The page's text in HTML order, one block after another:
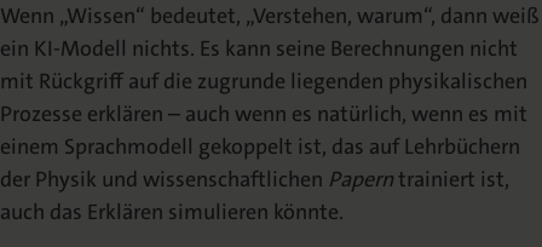
Wenn „Wissen“ bedeutet, „Verstehen, warum“, dann weiß
ein KI-Modell nichts. Es kann seine Berechnungen nicht
mit Rückgriff auf die zugrunde liegenden physikalischen
Prozesse erklären – auch wenn es natürlich, wenn es mit
einem Sprachmodell gekoppelt ist, das auf Lehrbüchern
der Physik und wissenschaftlichen Paperntrainiert ist,
auch das Erklären simulieren könnte.